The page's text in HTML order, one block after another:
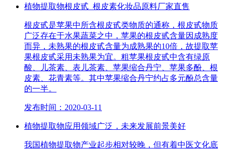
植物提取物根皮甙_根皮素化妆品原料厂家直售
根皮甙是苹果中所含根皮甙类物质的通称，根皮甙物质
广泛存在于水果蔬菜之中，苹果的根皮甙含量因成熟度
而异，未熟果的根皮甙含量为成熟果的10倍，故提取苹
果根皮甙采用未熟果为宜。粗苹果根皮甙中含有绿原
酸、儿茶素、表儿茶素、苹果缩合丹宁、苹果多酚、根
皮素、花青素等。其中苹果缩合丹宁约占多元酚总含量
的一半。
发布时间：2020-03-11
植物提取物应用领域广泛，未来发展前景美好
我国植物提取物产业起步相对较晚，但有着中医文化底